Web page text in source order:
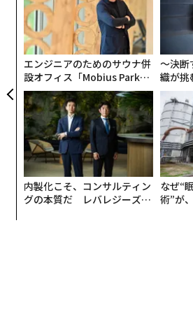
エンジニアのためのサウナ併
設オフィス「Mobius Park」
がオープン──タマディック
が健康経営を徹底する理由
〜決断
織が挑
う”企
TTド
内製化こそ、コンサルティン
グの本質だ レバレジーズが
なぜ“
術”が